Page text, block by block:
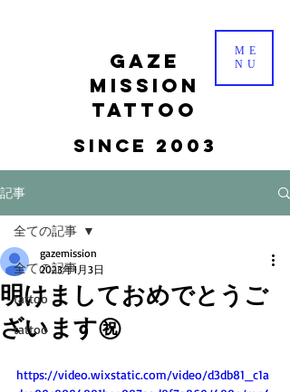
gaze
mission
tattoo
Since 2003
ME
NU
記事
全ての記事
tattoo
tattoo
全ての記事
明けましておめでとうご
ざいます㊗️
gazemission
2023年1月3日
https://video.wixstatic.com/video/d3db81_c1a